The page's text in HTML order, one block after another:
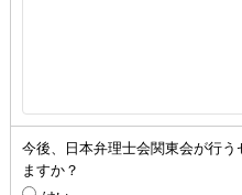
今後、日本弁理士会関東会が行
ますか？